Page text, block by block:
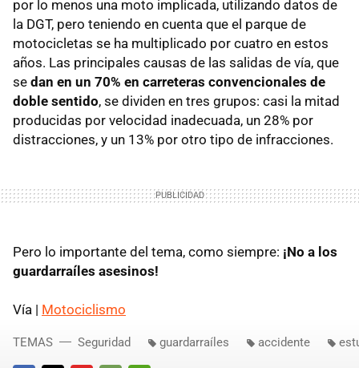
por lo menos una moto implicada, utilizando datos de
la DGT, pero teniendo en cuenta que el parque de
motocicletas se ha multiplicado por cuatro en estos
años. Las principales causas de las salidas de vía, que
se dan en un 70% en carreteras convencionales de
doble sentido, se dividen en tres grupos: casi la mitad
producidas por velocidad inadecuada, un 28% por
distracciones, y un 13% por otro tipo de infracciones.
Pero lo importante del tema, como siempre: ¡No a los
guardarraíles asesinos!
Vía | Motociclismo
TEMAS Seguridad guardarraíles accidente